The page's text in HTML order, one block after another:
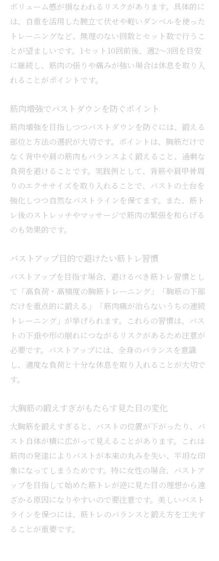
ボリューム感が損なわれるリスクがあります。具体的に
は、自重を活用した腕立て伏せや軽いダンベルを使った
トレーニングなど、無理のない回数とセット数で行うこ
とが望ましいです。1セット10回前後、週2～3回を目安
に継続し、筋肉の張りや痛みが強い場合は休息を取り入
れることがポイントです。
筋肉増強でバストダウンを防ぐポイント
筋肉増強を目指しつつバストダウンを防ぐには、鍛える
部位と方法の選択が大切です。ポイントは、胸筋だけで
なく背中や肩の筋肉もバランスよく鍛えること、過剰な
負荷を避けることです。実践例として、背筋や肩甲骨周
りのエクササイズを取り入れることで、バストの土台を
強化しつつ自然なバストラインを保てます。また、筋ト
レ後のストレッチやマッサージで筋肉の緊張を和らげる
のも効果的です。
バストアップ目的で避けたい筋トレ習慣
バストアップを目指す場合、避けるべき筋トレ習慣とし
て「高負荷・高頻度の胸筋トレーニング」「胸筋の下部
だけを重点的に鍛える」「筋肉痛が治らないうちの連続
トレーニング」が挙げられます。これらの習慣は、バス
トの下垂や形の崩れにつながるリスクがあるため注意が
必要です。バストアップには、全身のバランスを意識
し、適度な負荷と十分な休息を取り入れることが大切で
す。
大胸筋の鍛えすぎがもたらす見た目の変化
大胸筋を鍛えすぎると、バストの位置が下がったり、バ
スト自体が横に広がって見えることがあります。これは
筋肉の発達によりバストが本来の丸みを失い、平坦な印
象になってしまうためです。特に女性の場合、バストア
ップを目指して始めた筋トレが逆に見た目の理想から遠
ざかる原因になりやすいので要注意です。美しいバスト
ラインを保つには、筋トレのバランスと鍛え方を工夫す
ることが重要です。